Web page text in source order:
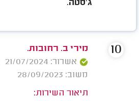
ג'סטה.
מירי ב. רחובות.
אשרור: 21/07/2024
משוב: 28/09/2023
תיאור השירות:
10